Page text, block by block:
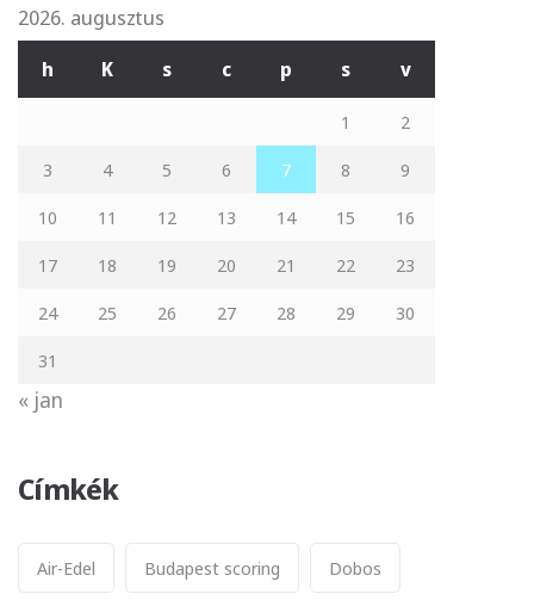
2026. augusztus
h K s c p s v
1
2
3
4 5 6 7 8
9
10
11 12 13 14 15
16
17
18 19 20 21 22
23
24
25 26 27 28 29
30
31
« jan
Címkék
Air-Edel Budapest scoring Dobos